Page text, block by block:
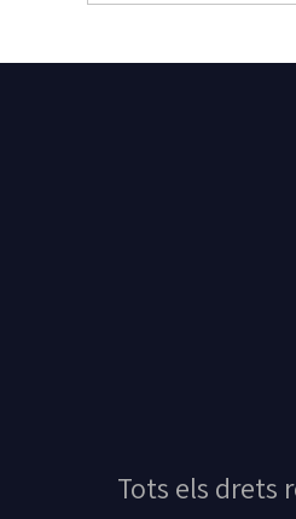
Tots els drets